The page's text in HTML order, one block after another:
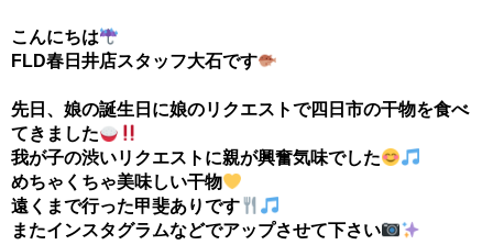
こんにちは
FLD春日井店スタッフ大石です
先日、娘の誕生日に娘のリクエストで四日市の干物を食べ
てきました
我が子の渋いリクエストに親が興奮気味でした
めちゃくちゃ美味しい干物
遠くまで行った甲斐ありです
またインスタグラムなどでアップさせて下さい